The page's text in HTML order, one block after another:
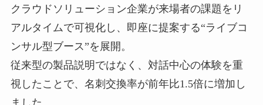
クラウドソリューション企業が来場者の課題をリ
アルタイムで可視化し、即座に提案する“ライブコ
ンサル型ブース”を展開。
従来型の製品説明ではなく、対話中心の体験を重
視したことで、名刺交換率が前年比1.5倍に増加し